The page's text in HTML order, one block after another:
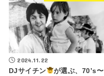
2024.11.22
DJサイチン
が選ぶ、70’s〜